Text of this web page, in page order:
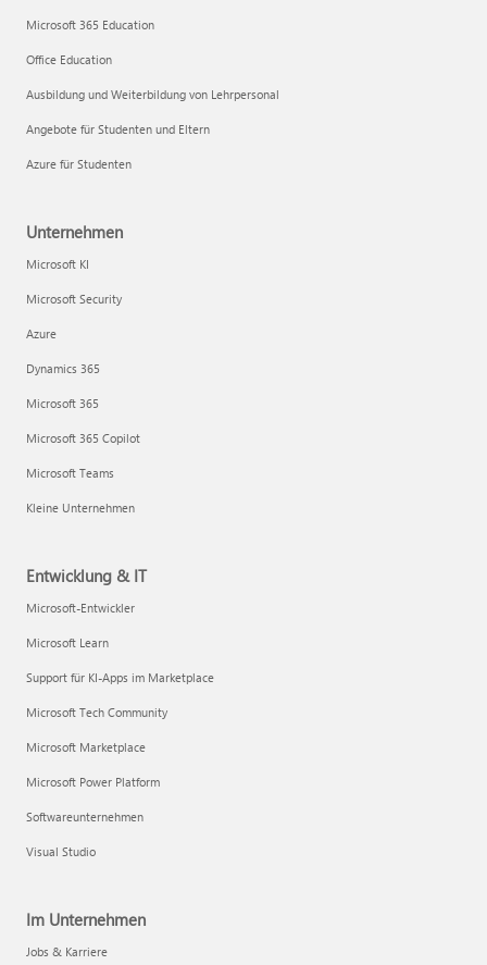
Microsoft 365 Education
Office Education
Ausbildung und Weiterbildung von Lehrpersonal
Angebote für Studenten und Eltern
Azure für Studenten
Unternehmen
Microsoft KI
Microsoft Security
Azure
Dynamics 365
Microsoft 365
Microsoft 365 Copilot
Microsoft Teams
Kleine Unternehmen
Entwicklung & IT
Microsoft-Entwickler
Microsoft Learn
Support für KI-Apps im Marketplace
Microsoft Tech Community
Microsoft Marketplace
Microsoft Power Platform
Softwareunternehmen
Visual Studio
Im Unternehmen
Jobs & Karriere